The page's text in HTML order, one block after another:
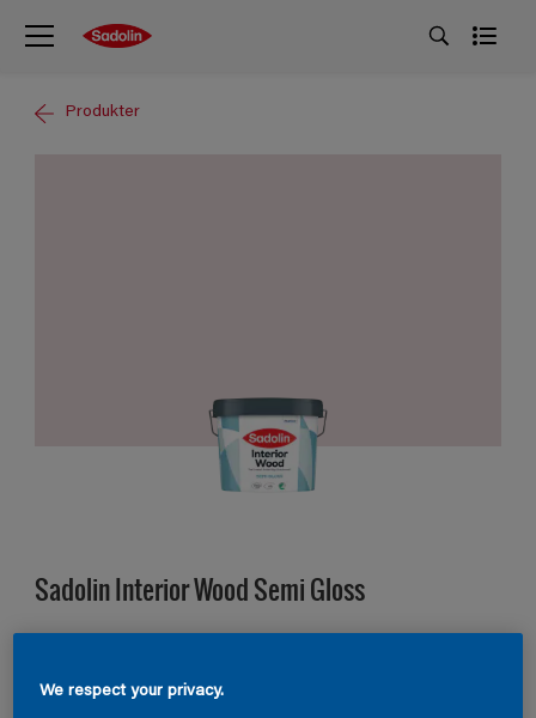
Produkter
Sadolin Interior Wood Semi Gloss
We respect your privacy.